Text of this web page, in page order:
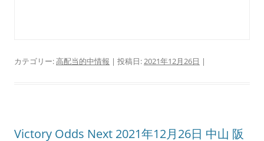
カテゴリー:高配当的中情報 | 投稿日: 2021年12月26日 |
Victory Odds Next 2021年12月26日 中山 阪